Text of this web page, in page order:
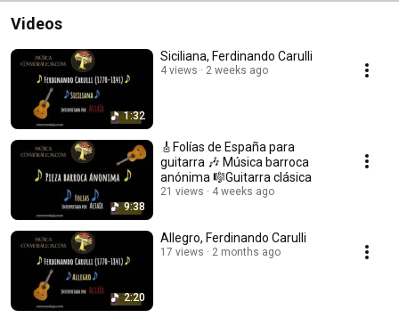
Videos
1:32
Siciliana, Ferdinando Carulli
4 views 2 weeks ago
9:38
🎸Folías de España para
guitarra 🎶 Música barroca
anónima 🎼Guitarra clásica
21 views 4 weeks ago
2:20
Allegro, Ferdinando Carulli
17 views 2 months ago